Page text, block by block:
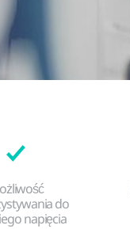
do
napięcia